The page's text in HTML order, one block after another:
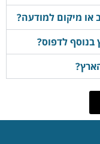
או מיקום למודעה?
לדפוס?